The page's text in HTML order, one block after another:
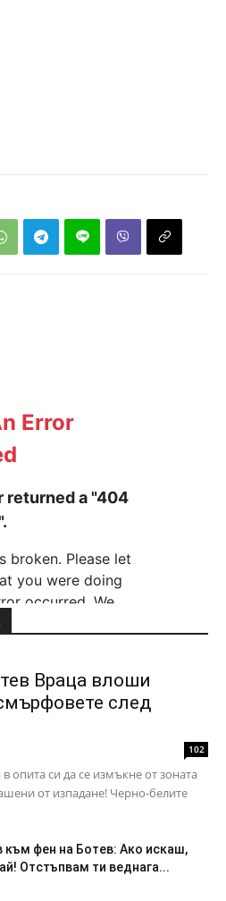
Враца влоши
след
102
опита си да се измъкне от зоната
от изпадане! Черно-белите
към фен на Ботев: Ако искаш,
Отстъпвам ти веднага...